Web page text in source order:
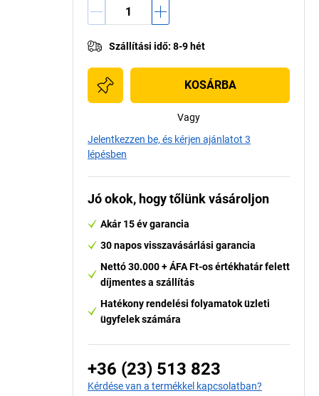
Szállítási idő: 8-9 hét
KOSÁRBA
Vagy
Jelentkezzen be, és kérjen ajánlatot 3
lépésben
Jó okok, hogy tőlünk vásároljon
Akár 15 év garancia
30 napos visszavásárlási garancia
Nettó 30.000 + ÁFA Ft-os értékhatár felett
díjmentes a szállítás
Hatékony rendelési folyamatok üzleti
ügyfelek számára
+36 (23) 513 823
Kérdése van a termékkel kapcsolatban?